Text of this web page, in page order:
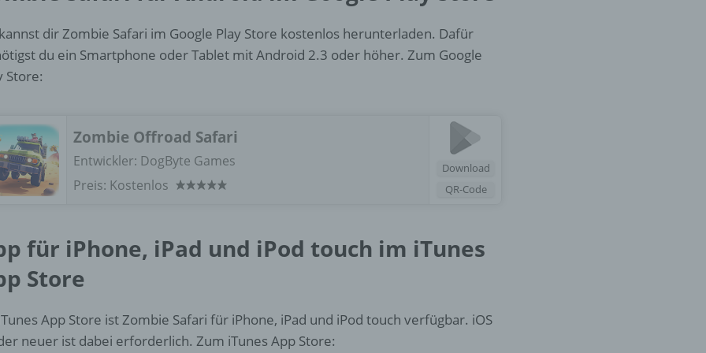
dir Zombie Safari im Google Play Store kostenlos herunterladen. Dafür
du ein Smartphone oder Tablet mit Android 2.3 oder höher. Zum Google
Store:
Download
QR-Code
Zombie Offroad Safari
Entwickler: DogByte Games
Preis: Kostenlos
für iPhone, iPad und iPod touch im iTunes
Store
App Store ist Zombie Safari für iPhone, iPad und iPod touch verfügbar. iOS
neuer ist dabei erforderlich. Zum iTunes App Store:
Einschränkung der Verarbeitung ist die Markierung gespeicherter
personenbezogener Daten mit dem Ziel, ihre künftige Verarbeitung
einzuschränken.
e) Profiling
Profiling ist jede Art der automatisierten Verarbeitung
personenbezogener Daten, die darin besteht, dass diese
personenbezogenen Daten verwendet werden, um bestimmte
wirtschaftlicher Lage, Gesundheit, persönlicher Vorlieben, Interessen,
Zuverlässigkeit, Verhalten, Aufenthaltsort oder Ortswechsel dieser
natürlichen Person zu analysieren oder vorherzusagen.
f) Pseudonymisierung